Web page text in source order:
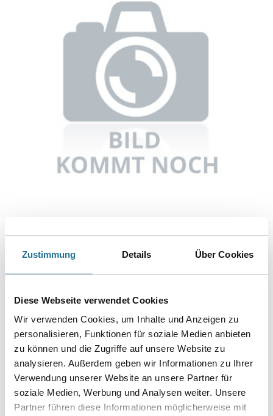
Zustimmung Details Über Cookies
Diese Webseite verwendet Cookies
Wir verwenden Cookies, um Inhalte und Anzeigen zu
personalisieren, Funktionen für soziale Medien anbieten
zu können und die Zugriffe auf unsere Website zu
analysieren. Außerdem geben wir Informationen zu Ihrer
Verwendung unserer Website an unsere Partner für
soziale Medien, Werbung und Analysen weiter. Unsere
Partner führen diese Informationen möglicherweise mit
Abbildung ähnlich
Knauf TB Ballistiknagel RNC-SB28/40NK KAR = 325 STK, gegurtet
Umrechnungsfaktoren